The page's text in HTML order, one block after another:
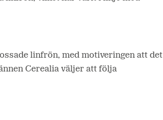
linfrön, med motiveringen att det
Cerealia väljer att följa